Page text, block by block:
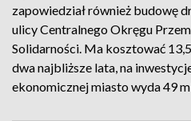
zapowiedział również budowę
ulicy Centralnego Okręgu
Solidarności. Ma kosztować
dwa najbliższe lata, na
ekonomicznej miasto wyda 49